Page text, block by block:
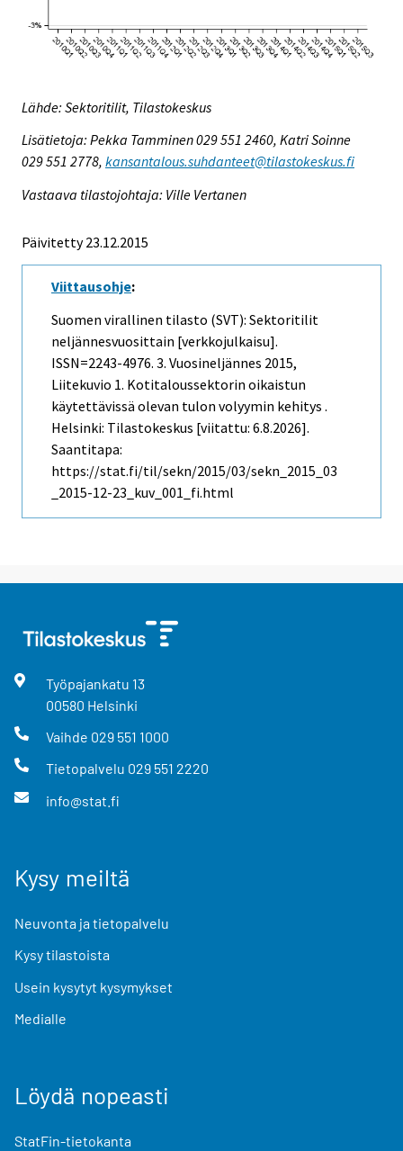
Lähde: Sektoritilit, Tilastokeskus
Lisätietoja: Pekka Tamminen 029 551 2460, Katri Soinne
029 551 2778, kansantalous.suhdanteet@tilastokeskus.fi
Vastaava tilastojohtaja: Ville Vertanen
Päivitetty 23.12.2015
Viittausohje:
Suomen virallinen tilasto (SVT): Sektoritilit
neljännesvuosittain [verkkojulkaisu].
ISSN=2243-4976. 3. Vuosineljännes 2015,
Liitekuvio 1. Kotitaloussektorin oikaistun
käytettävissä olevan tulon volyymin kehitys .
Helsinki: Tilastokeskus [viitattu: 6.8.2026].
Saantitapa:
https://stat.fi/til/sekn/2015/03/sekn_2015_03
_2015-12-23_kuv_001_fi.html
Työpajankatu 13
00580 Helsinki
Vaihde 029 551 1000
Tietopalvelu 029 551 2220
info@stat.fi
Kysy meiltä
Neuvonta ja tietopalvelu
Kysy tilastoista
Usein kysytyt kysymykset
Medialle
Löydä nopeasti
StatFin-tietokanta